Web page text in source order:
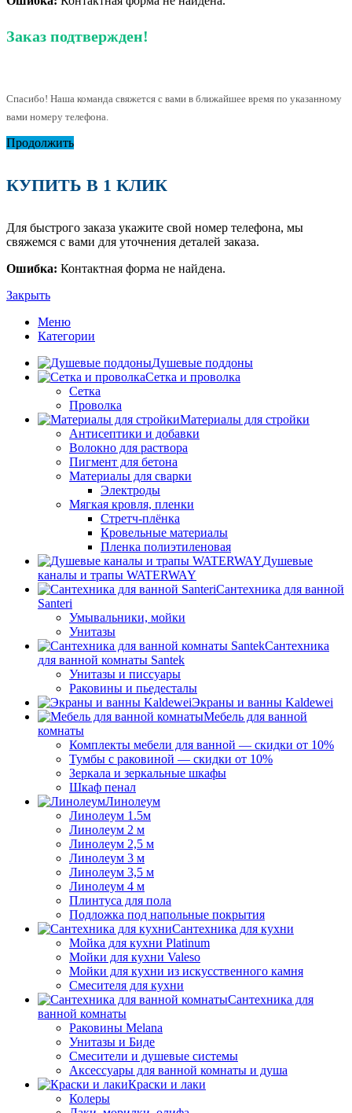
Заказ подтвержден!
Спасибо! Наша команда свяжется с вами в ближайшее время по указанному
вами номеру телефона.
Продолжить
КУПИТЬ В 1 КЛИК
Для быстрого заказа укажите свой номер телефона, мы
свяжемся с вами для уточнения деталей заказа.
Ошибка: Контактная форма не найдена.
Закрыть
Меню
Категории
Душевые поддоны
Сетка и проволка
Сетка
Проволка
Материалы для стройки
Антисептики и добавки
Волокно для раствора
Пигмент для бетона
Материалы для сварки
Электроды
Мягкая кровля, пленки
Стретч-плёнка
Кровельные материалы
Пленка полиэтиленовая
Душевые
каналы и трапы WATERWAY
Сантехника для ванной
Santeri
Умывальники, мойки
Унитазы
Сантехника
для ванной комнаты Santek
Унитазы и писсуары
Раковины и пьедесталы
Экраны и ванны Kaldewei
Мебель для ванной
комнаты
Комплекты мебели для ванной — скидки от 10%
Тумбы с раковиной — скидки от 10%
Зеркала и зеркальные шкафы
Шкаф пенал
Линолеум
Линолеум 1.5м
Линолеум 2 м
Линолеум 2,5 м
Линолеум 3 м
Линолеум 3,5 м
Линолеум 4 м
Плинтуса для пола
Подложка под напольные покрытия
Сантехника для кухни
Мойка для кухни Platinum
Мойки для кухни Valeso
Мойки для кухни из искусственного камня
Смесителя для кухни
Сантехника для
ванной комнаты
Раковины Melana
Унитазы и Биде
Смесители и душевые системы
Аксессуары для ванной комнаты и душа
Краски и лаки
Колеры